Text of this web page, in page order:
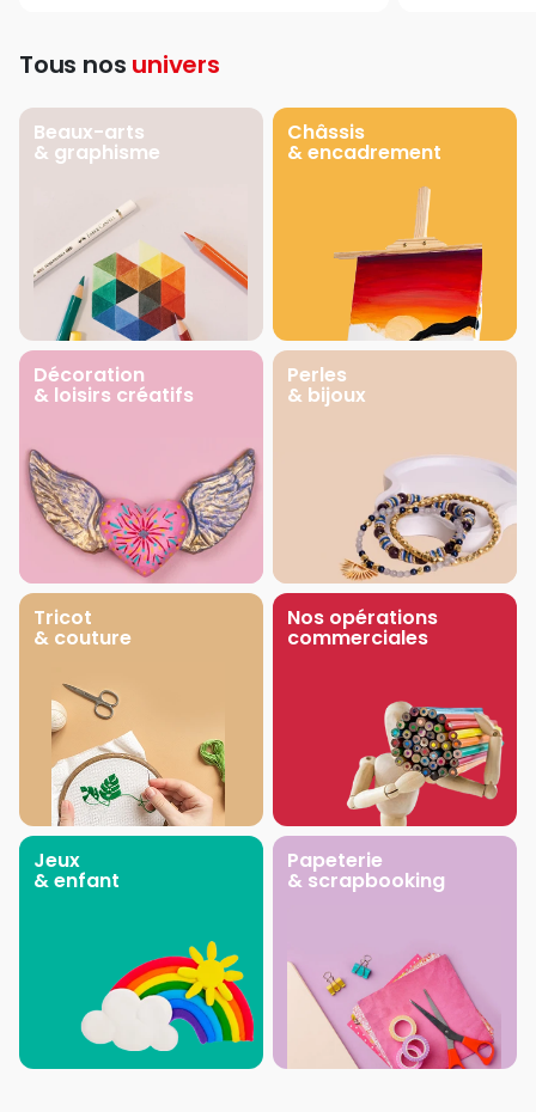
Tous nos univers
Beaux-arts
& graphisme
Châssis
& encadrement
Décoration
& loisirs créatifs
Perles
& bijoux
Tricot
& couture
Nos opérations
commerciales
Jeux
& enfant
Papeterie
& scrapbooking